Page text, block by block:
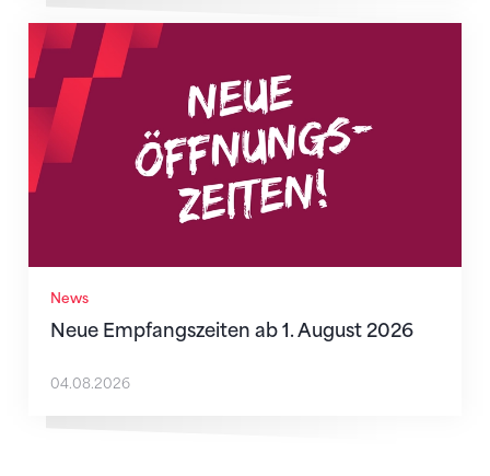
News
Neue Empfangszeiten ab 1. August 2026
Neue Empfangszeiten ab 1. August 2026
04.08.2026